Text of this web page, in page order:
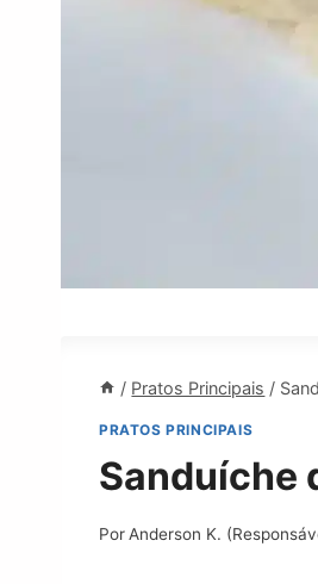
/ Pratos Principais /
PRATOS PRINCIPAIS
Sanduíche
Por Anderson K.